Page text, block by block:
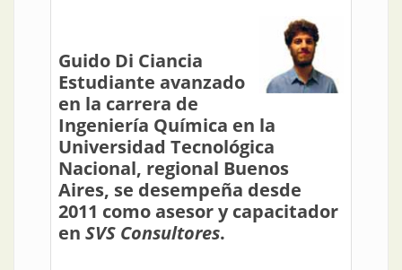
Guido Di Ciancia
Estudiante avanzado
en la carrera de
Ingeniería Química en la
Universidad Tecnológica
Nacional, regional Buenos
Aires, se desempeña desde
2011 como asesor y capacitador
en SVS Consultores.